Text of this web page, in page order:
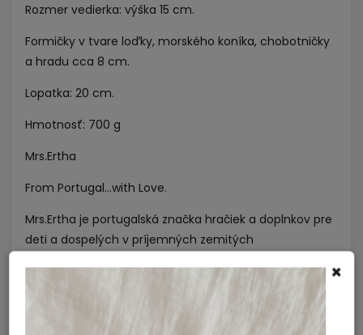
Rozmer vedierka: výška 15 cm.
Formičky v tvare loďky, morského koníka, chobotničky
a hradu cca 8 cm.
Lopatka: 20 cm.
Hmotnosť: 700 g
Mrs.Ertha
From Portugal...with Love.
Mrs.Ertha je portugalská značka hračiek a doplnkov pre
deti a dospelých v príjemných zemitých
do nášho sveta priniesla jedinečné a vkusné doplnky
navrhnuté predovšetkým s láskou, citom pre detail a s
×